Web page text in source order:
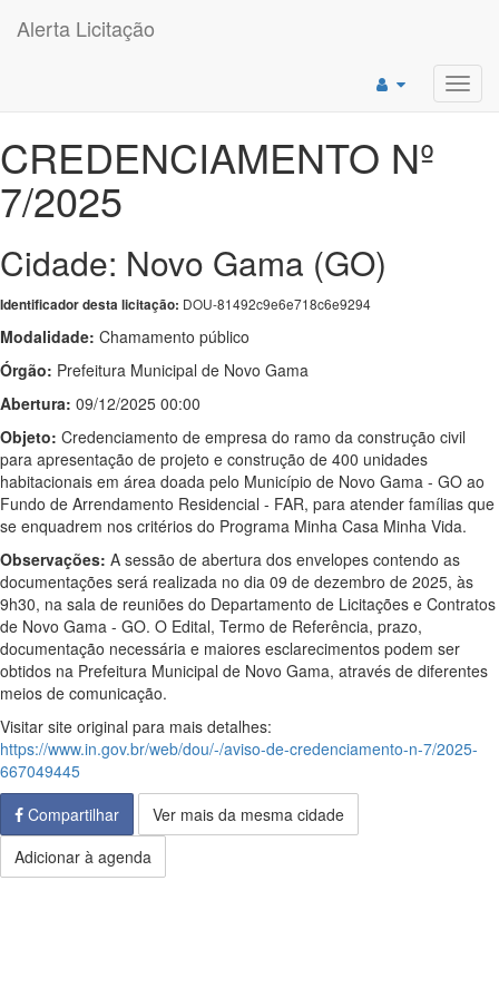
Alerta Licitação
CREDENCIAMENTO Nº
7/2025
Cidade: Novo Gama (GO)
Identificador desta licitação: DOU-81492c9e6e718c6e9294
Modalidade: Chamamento público
Órgão: Prefeitura Municipal de Novo Gama
Abertura: 09/12/2025 00:00
Objeto: Credenciamento de empresa do ramo da construção civil
para apresentação de projeto e construção de 400 unidades
habitacionais em área doada pelo Município de Novo Gama - GO ao
Fundo de Arrendamento Residencial - FAR, para atender famílias que
se enquadrem nos critérios do Programa Minha Casa Minha Vida.
Observações: A sessão de abertura dos envelopes contendo as
documentações será realizada no dia 09 de dezembro de 2025, às
9h30, na sala de reuniões do Departamento de Licitações e Contratos
de Novo Gama - GO. O Edital, Termo de Referência, prazo,
documentação necessária e maiores esclarecimentos podem ser
obtidos na Prefeitura Municipal de Novo Gama, através de diferentes
meios de comunicação.
Visitar site original para mais detalhes:
https://www.in.gov.br/web/dou/-/aviso-de-credenciamento-n-7/2025-
667049445
Compartilhar
Ver mais da mesma cidade
Adicionar à agenda